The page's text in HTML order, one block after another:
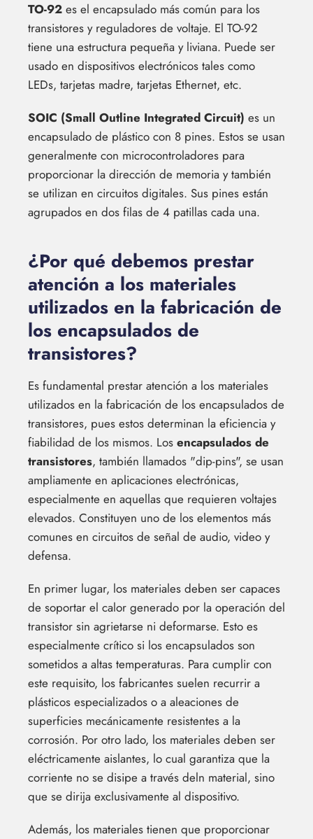
TO-92 es el encapsulado más común para los
transistores y reguladores de voltaje. El TO-92
tiene una estructura pequeña y liviana. Puede ser
usado en dispositivos electrónicos tales como
LEDs, tarjetas madre, tarjetas Ethernet, etc.
SOIC (Small Outline Integrated Circuit) es un
encapsulado de plástico con 8 pines. Estos se usan
generalmente con microcontroladores para
proporcionar la dirección de memoria y también
se utilizan en circuitos digitales. Sus pines están
agrupados en dos filas de 4 patillas cada una.
¿Por qué debemos prestar
atención a los materiales
utilizados en la fabricación de
los encapsulados de
transistores?
Es fundamental prestar atención a los materiales
utilizados en la fabricación de los encapsulados de
transistores, pues estos determinan la eficiencia y
fiabilidad de los mismos. Los encapsulados de
transistores, también llamados "dip-pins", se usan
ampliamente en aplicaciones electrónicas,
especialmente en aquellas que requieren voltajes
elevados. Constituyen uno de los elementos más
comunes en circuitos de señal de audio, video y
defensa.
En primer lugar, los materiales deben ser capaces
de soportar el calor generado por la operación del
transistor sin agrietarse ni deformarse. Esto es
especialmente crítico si los encapsulados son
sometidos a altas temperaturas. Para cumplir con
este requisito, los fabricantes suelen recurrir a
plásticos especializados o a aleaciones de
superficies mecánicamente resistentes a la
corrosión. Por otro lado, los materiales deben ser
eléctricamente aislantes, lo cual garantiza que la
corriente no se disipe a través deln material, sino
que se dirija exclusivamente al dispositivo.
Además, los materiales tienen que proporcionar